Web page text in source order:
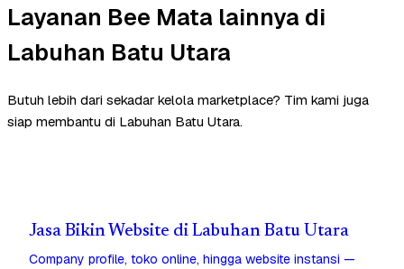
Layanan Bee Mata lainnya di
Labuhan Batu Utara
Butuh lebih dari sekadar kelola marketplace? Tim kami juga
siap membantu di Labuhan Batu Utara.
Jasa Bikin Website di Labuhan Batu Utara
Company profile, toko online, hingga website instansi —